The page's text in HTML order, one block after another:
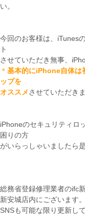
い。
今回のお客様は、iTunes
ト
させていただき無事、
＊ 基本的にiPhone自体は
ップを
オススメ させていただきま
iPhoneのセキュリティロ
困りの方
がいらっしゃいましたら
総務省登録修理業者のifc
新安城店内にございます。
SNSも可能な限り更新し